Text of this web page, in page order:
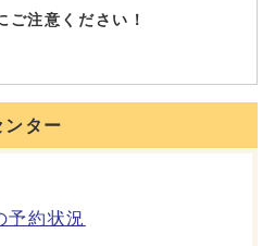
ご注意ください！
ター
予約状況